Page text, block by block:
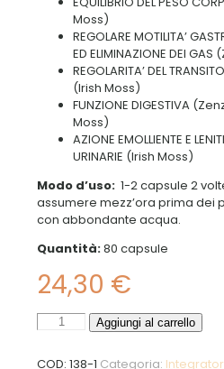
Moss)
REGOLARE MOTILITA’
ED ELIMINAZIONE DEI
REGOLARITA’ DEL
(Irish Moss)
FUNZIONE DIGESTIVA
Moss)
AZIONE EMOLLIENTE E
URINARIE (Irish Moss)
Modo d’uso: 1-2 capsule 2
assumere mezz’ora prima dei
con abbondante acqua.
Quantità:80 capsule
24,30 €
Linea
Aggiungi al carrello
COD: 138-1 Categoria: